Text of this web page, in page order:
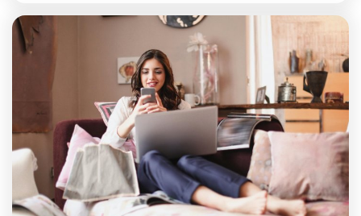
Sustainability
In Pictures
Science & Tech
Aegean Islands